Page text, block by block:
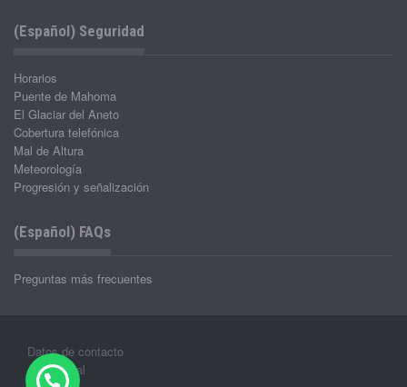
(Español) Seguridad
Horarios
Puente de Mahoma
El Glaciar del Aneto
Cobertura telefónica
Mal de Altura
Meteorología
Progresión y señalización
(Español) FAQs
Preguntas más frecuentes
Datos de contacto
Aviso legal